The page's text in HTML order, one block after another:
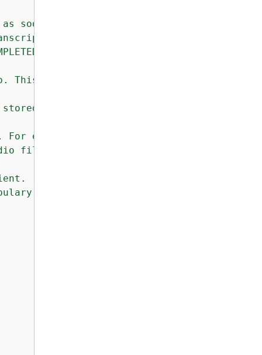
soon as the job is started.
The job is
This must be unique for
This is typically
example, mp3 or wav.
file.
to use when transcribing